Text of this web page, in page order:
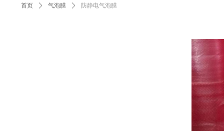
首页 ꄲ 气泡膜 ꄲ 防静电气泡膜